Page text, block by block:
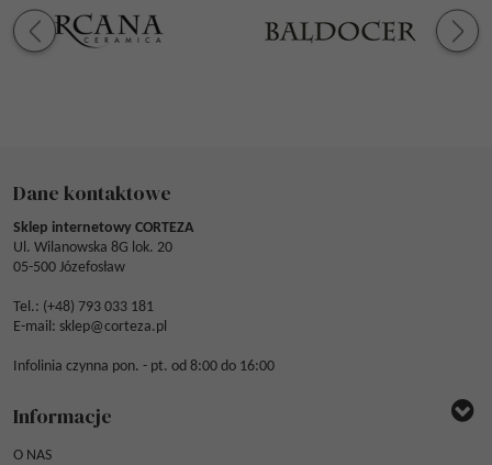
Dane kontaktowe
Sklep internetowy CORTEZA
Ul. Wilanowska 8G lok. 20
05-500 Józefosław
Tel.: (+48) 793 033 181
E-mail: sklep@corteza.pl
Infolinia czynna pon. - pt. od 8:00 do 16:00
Informacje
O NAS